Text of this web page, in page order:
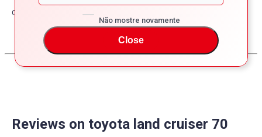
Não mostre novamente
Close
Other
Reviews on toyota land cruiser 70